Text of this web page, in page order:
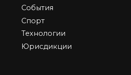
список
События
Спорт
Технологии
Юрисдикции